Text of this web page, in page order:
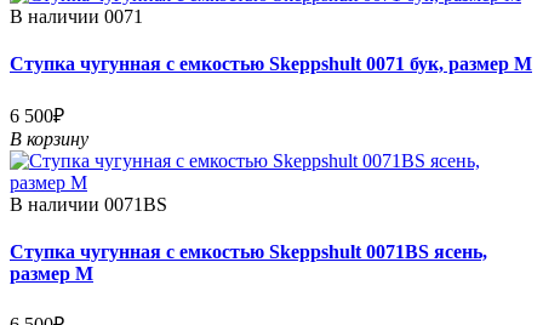
В наличии 0071
Ступка чугунная с емкостью Skeppshult 0071 бук, размер M
6 500₽
В корзину
В наличии 0071BS
Ступка чугунная с емкостью Skeppshult 0071BS ясень,
размер M